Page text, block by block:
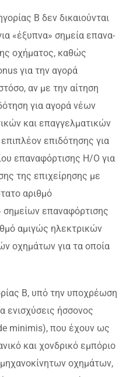
Β δεν δικαιούνται
«έξυπνα» σημεία επανα-
οχήματος, καθώς
για την αγορά
αν με την αίτηση
για αγορά νέων
και επαγγελματικών
επιδότησης για
επαναφόρτισης Η/Ο για
της επιχείρησης με
αριθμό
επαναφόρτισης
αμιγώς ηλεκτρικών
οχημάτων για τα οποία
Β, υπό την υποχρέωση
ενισχύσεις ήσσονος
minimis), που έχουν ως
και χονδρικό εμπόριο
οχημάτων,